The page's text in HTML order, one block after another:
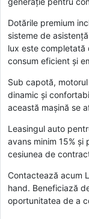
Dotările premium
sisteme de
lux este completată
consum eficient și
Sub capotă,
dinamic și
această mașină se
Leasingul auto
avans minim 15%
cesiunea de
Contactează acum
hand. Beneficiază
oportunitatea de a